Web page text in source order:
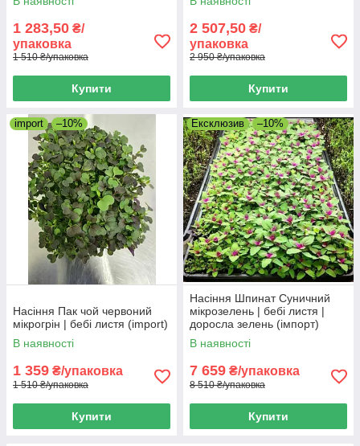
1 283,50 ₴/
упаковка
1 510 ₴/упаковка
Купити
2 507,50 ₴/
упаковка
2 950 ₴/упаковка
Купити
import –10%
Насіння Пак чой червоний
мікрогрін | бебі листя (import)
В наявності
1 359 ₴/упаковка
1 510 ₴/упаковка
Купити
Ексклюзив –10%
Насіння Шпинат Суничний
мікрозелень | бебі листя |
доросла зелень (імпорт)
В наявності
7 659 ₴/упаковка
8 510 ₴/упаковка
Купити